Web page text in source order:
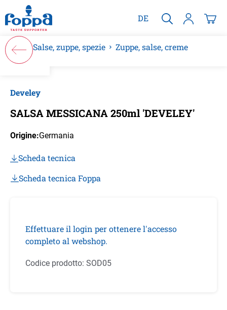
principale
DE
Salse, zuppe, spezie Zuppe, salse, creme
Develey
SALSA MESSICANA 250ml 'DEVELEY'
Origine:Germania
Scheda tecnica
Scheda tecnica Foppa
Effettuare il login per ottenere l'accesso
completo al webshop.
Codice prodotto: SOD05